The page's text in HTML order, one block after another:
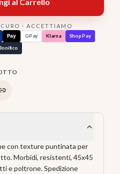
· ACCETTIAMO
Pay GPay Klarna
Shop Pay
con texture puntinata per
Morbidi, resistenti, 45x45
e poltrone. Spedizione